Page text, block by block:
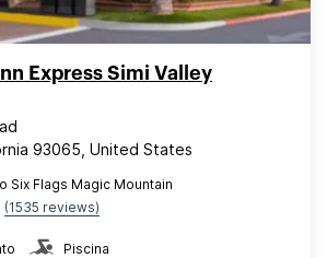
Express Simi Valley
93065, United States
Six Flags Magic Mountain
(1535 reviews)
Piscina